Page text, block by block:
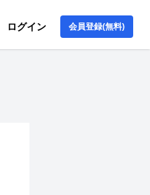
ログイン 会員登録(無料)